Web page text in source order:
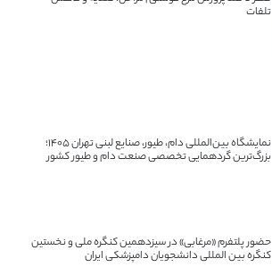
تلفات
نمایشگاه بین‌المللی دام، طیور، صنایع لبنی تهران ۱۴۰۵؛
بزرگ‌ترین گردهمایی تخصصی صنعت دام و طیور کشور
حضور پلتفرم «مرغابی» در سیزدهمین کنگره ملی و نخستین
کنگره بین ‌المللی دانشجویان دامپزشکی ایران